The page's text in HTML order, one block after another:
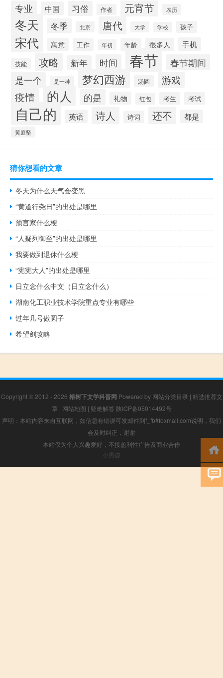
专业 中国 习俗 作者 元宵节 农历
冬天 冬季 北京 唐代 大学 学校 孩子
宋代 寓意 工作 年初 年龄 很多人 手机
技能 攻略 新年 时间 春节 春节期间
是一个 是一种 梦幻西游 汤圆 游戏
疫情 的人 的是 礼物 红包 考生 考试
自己的 英语 诗人 诗词 还不 都是
黄庭坚
猜你想看的文章
冬天为什么天气会变黑
“黄道行尧日”的出处是哪里
预言家什么梗
“人疑列御至”的出处是哪里
我要做到退休什么梗
“宪宪大人”的出处是哪里
日立念什么中文（日立念什么）
湖南化工职业技术学院重点专业有哪些
过年几号做圆子
希望剑攻略
Copyright © 2012 - 2026 榕树下文学科普网 Powered by 网站分类目录 | 精选推荐文
章 | 网站地图 | 疑难解答 陕ICP备05014492号
声明：本站内容来自互联网，如信息有错误可发邮件到f_fb#foxmail.com说明，我们
会及时纠正，谢谢
本站仅为个人兴趣爱好，不接盈利性广告及商业合作
小男孩